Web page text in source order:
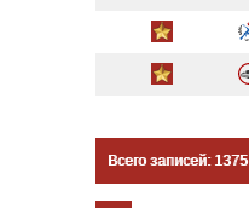
Всего записей: 1375